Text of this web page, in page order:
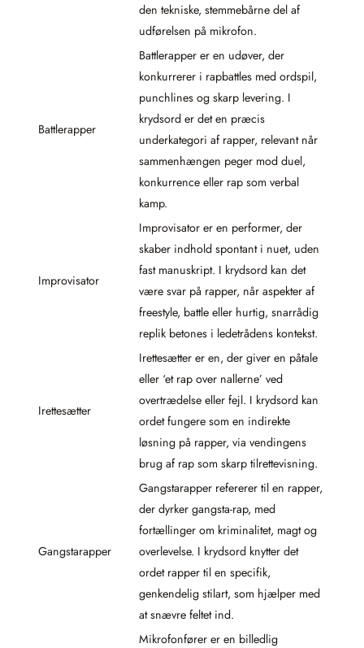
den tekniske, stemmebårne del af
udførelsen på mikrofon.
Battlerapper
Battlerapper er en udøver, der
konkurrerer i rapbattles med ordspil,
punchlines og skarp levering. I
krydsord er det en præcis
underkategori af rapper, relevant når
sammenhængen peger mod duel,
konkurrence eller rap som verbal
kamp.
Improvisator
Improvisator er en performer, der
skaber indhold spontant i nuet, uden
fast manuskript. I krydsord kan det
være svar på rapper, når aspekter af
freestyle, battle eller hurtig, snarrådig
replik betones i ledetrådens kontekst.
Irettesætter
Irettesætter er en, der giver en påtale
eller ‘et rap over nallerne’ ved
overtrædelse eller fejl. I krydsord kan
ordet fungere som en indirekte
løsning på rapper, via vendingens
brug af rap som skarp tilrettevisning.
Gangstarapper
Gangstarapper refererer til en rapper,
der dyrker gangsta-rap, med
fortællinger om kriminalitet, magt og
overlevelse. I krydsord knytter det
ordet rapper til en specifik,
genkendelig stilart, som hjælper med
at snævre feltet ind.
Mikrofonfører er en billedlig